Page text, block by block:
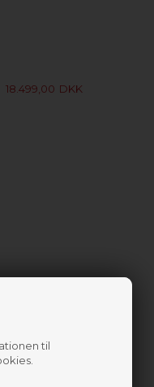
til
18.499,00 DKK